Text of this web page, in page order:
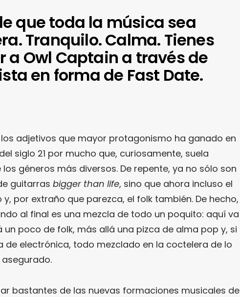
que toda la música sea
Tranquilo. Calma. Tienes
a Owl Captain a través de
en forma de Fast Date.
los adjetivos que mayor protagonismo ha ganado en
siglo 21 por mucho que, curiosamente, suela
géneros más diversos. De repente, ya no sólo son
guitarras bigger than life, sino que ahora incluso el
por extraño que parezca, el folk también. De hecho,
al final es una mezcla de todo un poquito: aquí va
un poco de folk, más allá una pizca de alma pop y, si
de electrónica, todo mezclado en la coctelera de lo
asegurado.
bastantes de las nuevas formaciones musicales de